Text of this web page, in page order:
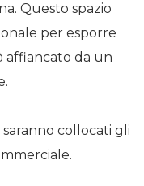
Questo spazio
per esporre
affiancato da un
saranno collocati gli